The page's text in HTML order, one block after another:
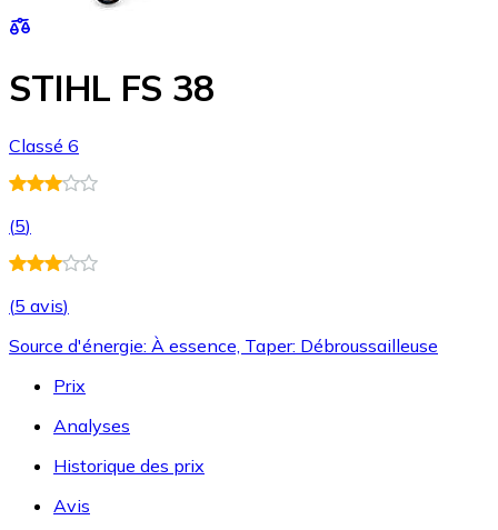
STIHL FS 38
Classé 6
(5)
(5 avis)
Source d'énergie: À essence, Taper: Débroussailleuse
Prix
Analyses
Historique des prix
Avis